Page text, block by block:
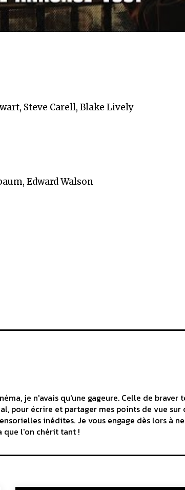
Steve Carell, Blake Lively
Edward Walson
je n'avais qu'une gageure. Celle de
pour écrire et partager mes points de vue
inédites. Je vous engage dès lors à
que l'on chérit tant !